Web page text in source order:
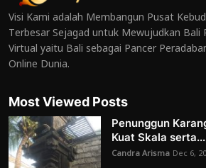
Visi Kami adalah Membangun Pusat
Terbesar Sejagad untuk Mewujudkan Bali
Virtual yaitu Bali sebagai Pancer
Online Dunia.
Most Viewed Posts
Penunggun
Kuat Skala serta...
Candra Arisma Dec 6,